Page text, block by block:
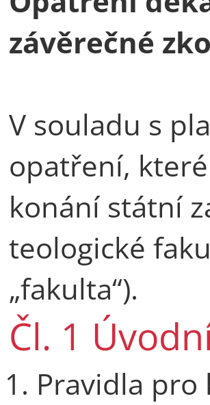
závěrečné
V souladu s
opatření,
konání státní
teologické
„fakulta“).
Čl. 1
Pravidla pro